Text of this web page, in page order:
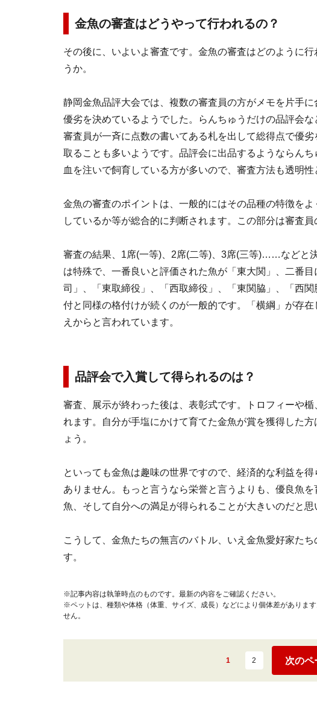
金魚の審査はどうやって行われるの？
その後に、いよいよ審査です。金魚の審査はどのように行
うか。
静岡金魚品評大会では、複数の審査員の方がメモを片手に
優劣を決めているようでした。らんちゅうだけの品評会
審査員が一斉に点数の書いてある札を出して総得点で優劣
取ることも多いようです。品評会に出品するようならん
血を注いで飼育している方が多いので、審査方法も透明
金魚の審査のポイントは、一般的にはその品種の特徴を
しているか等が総合的に判断されます。この部分は審査
審査の結果、1席(一等)、2席(二等)、3席(三等)……などと
は特殊で、一番良いと評価された魚が「東大関」、二番
司」、「東取締役」、「西取締役」、「東関脇」、「西
付と同様の格付けが続くのが一般的です。「横綱」が存
えからと言われています。
品評会で入賞して得られるのは？
審査、展示が終わった後は、表彰式です。トロフィーや楯
れます。自分が手塩にかけて育てた金魚が賞を獲得した方
ょう。
といっても金魚は趣味の世界ですので、経済的な利益を得
ありません。もっと言うなら栄誉と言うよりも、優良魚を
魚、そして自分への満足が得られることが大きいのだと思
こうして、金魚たちの無言のバトル、いえ金魚愛好家た
す。
※記事内容は執筆時点のものです。最新の内容をご確認ください。
※ペットは、種類や体格（体重、サイズ、成長）などにより個体差がありま
せん。
1 2 次のペ